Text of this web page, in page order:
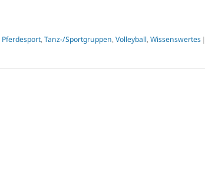
Pferdesport, Tanz-/Sportgruppen, Volleyball, Wissenswertes